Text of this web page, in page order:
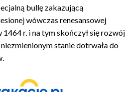
bullę zakazującą
wówczas renesansowej
1464 r. i na tym skończył się rozwój
stanie dotrwała do